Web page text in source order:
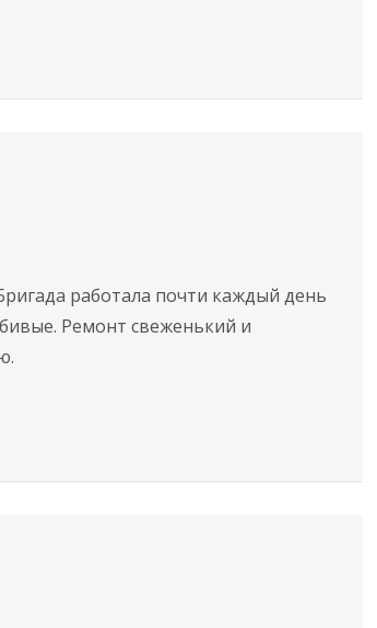
работала почти каждый день
Ремонт свеженький и